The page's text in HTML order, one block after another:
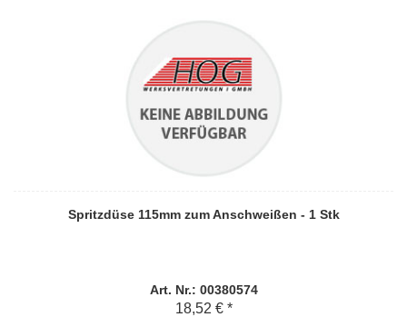
Spritzdüse 115mm zum Anschweißen - 1 Stk
Art. Nr.: 00380574
18,52 € *